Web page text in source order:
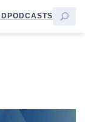
PODCASTS